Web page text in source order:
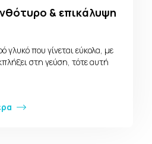
& επικάλυψη
γλυκό που γίνεται εύκολα, με
στη γεύση, τότε αυτή